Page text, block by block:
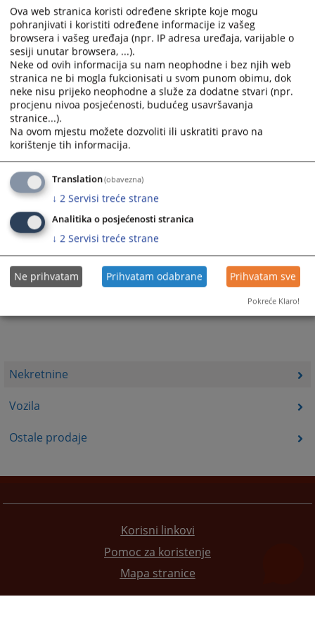
Nekretnine
Vozila
Ostale prodaje
and
select
a
date.
Press
the
question
mark
key
to
get
the
keyboard
shortcuts
for
changing
dates.
and
select
a
date.
Press
the
question
key
to
get
the
keyboard
shortcuts
changing
dates.
Trenutno nema vijesti
Korisni linkovi
Pomoc za koristenje
Mapa stranice
Ova web stranica koristi određene skripte koje mogu
pohranjivati i koristiti određene informacije iz vašeg
browsera i vašeg uređaja (npr. IP adresa uređaja, varijable o
sesiji unutar browsera, ...).
Neke od ovih informacija su nam neophodne i bez njih web
stranica ne bi mogla fukcionisati u svom punom obimu, dok
neke nisu prijeko neophodne a služe za dodatne stvari (npr.
procjenu nivoa posjećenosti, budućeg usavršavanja
stranice...).
Na ovom mjestu možete dozvoliti ili uskratiti pravo na
korištenje tih informacija.
Translation(obavezna)
↓ 2 Servisi treće strane
Analitika o posjećenosti stranica
↓ 2 Servisi treće strane
Ne prihvatam Prihvatam odabrane Prihvatam sve
Pokreće Klaro!